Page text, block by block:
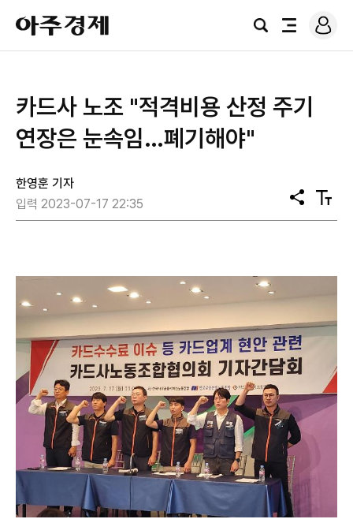
아
주
경
검
전
로
그
카드사 노조 "적격비용 산정 주기
연장은 눈속임…폐기해야"
한영훈 기자
입력 2023-07-17 22:35
공
유
텍
스